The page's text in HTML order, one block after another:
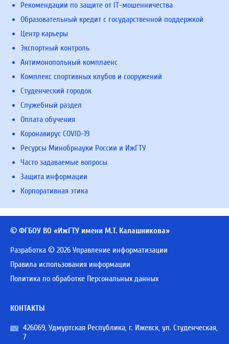
Рекомендации по защите от IT-мошенничества
Образовательный кредит с государственной поддержкой
Центр карьеры
Экспортный контроль
Антимонопольный комплаенс
Комплекс спортивных клубов и сооружений
Студенческий городок
Служебный раздел
Оплата обучения
Коронавирус COVID-19
Ресурсы Минобрнауки России и ИжГТУ
Часто задаваемые вопросы
Защита информации
Корпоративная этика
© ФГБОУ ВО «ИжГТУ имени М.Т. Калашникова»
Разработка © 2026 Управление информатизации
Правила использования информации
Политика по обработке Персональных данных
КОНТАКТЫ
426069, Удмуртская Республика, г. Ижевск, ул. Студенческая,
7